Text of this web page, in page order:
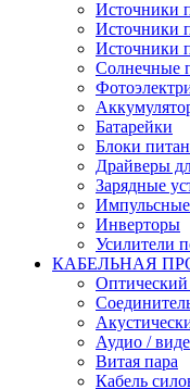
Источники
Источники
Источники
Солнечные
Батарейки
Блоки
Драйверы
Зарядные
Инверторы
Усилители
КАБЕЛЬНАЯ
Аудио /
Витая пара
Кабель